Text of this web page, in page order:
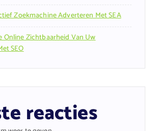
Zoekmachine Adverteren Met SEA
Online Zichtbaarheid Van Uw
SEO
reacties